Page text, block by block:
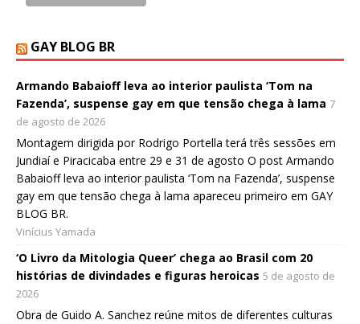
GAY BLOG BR
Armando Babaioff leva ao interior paulista ‘Tom na
Fazenda’, suspense gay em que tensão chega à lama 7
de agosto de 2026
Montagem dirigida por Rodrigo Portella terá três sessões em
Jundiaí e Piracicaba entre 29 e 31 de agosto O post Armando
Babaioff leva ao interior paulista ‘Tom na Fazenda’, suspense
gay em que tensão chega à lama apareceu primeiro em GAY
BLOG BR.
Vinícius Yamada
‘O Livro da Mitologia Queer’ chega ao Brasil com 20
histórias de divindades e figuras heroicas 5 de agosto de
2026
Obra de Guido A. Sanchez reúne mitos de diferentes culturas